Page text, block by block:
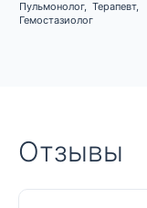
Пульмонолог, Терапевт,
Гемостазиолог
Отзывы